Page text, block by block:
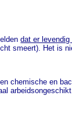
dat er levendig
smeert). Het is
chemische en